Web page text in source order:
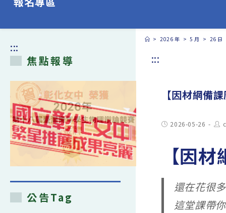
> 2026 年 > 5 月 > 26 日
:::
【因材網備
Post2026-05-26
【因
還在花很
這堂課帶
:::
焦點報導
公告Tag